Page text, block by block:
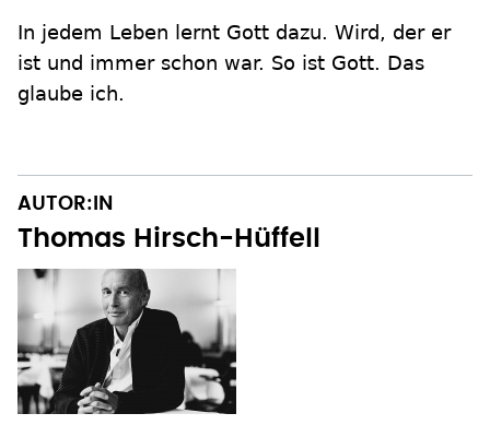
In jedem Leben lernt Gott dazu. Wird, der er
ist und immer schon war. So ist Gott. Das
glaube ich.
AUTOR:IN
Thomas Hirsch-Hüffell